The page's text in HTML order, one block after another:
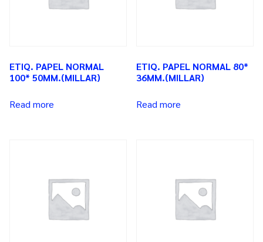
ETIQ. PAPEL NORMAL
100* 50MM.(MILLAR)
Read more
ETIQ. PAPEL NORMAL 80*
36MM.(MILLAR)
Read more